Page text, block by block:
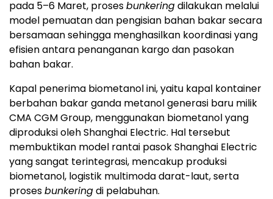
pada 5–6 Maret, prosesbunkeringdilakukan melalui
model pemuatan dan pengisian bahan bakar secara
bersamaan sehingga menghasilkan koordinasi yang
efisien antara penanganan kargo dan pasokan
bahan bakar.
Kapal penerima biometanol ini, yaitu kapal kontainer
berbahan bakar ganda metanol generasi baru milik
CMA CGM Group, menggunakan biometanol yang
diproduksi oleh Shanghai Electric. Hal tersebut
membuktikan model rantai pasok Shanghai Electric
yang sangat terintegrasi, mencakup produksi
biometanol, logistik multimoda darat-laut, serta
prosesbunkeringdi pelabuhan.